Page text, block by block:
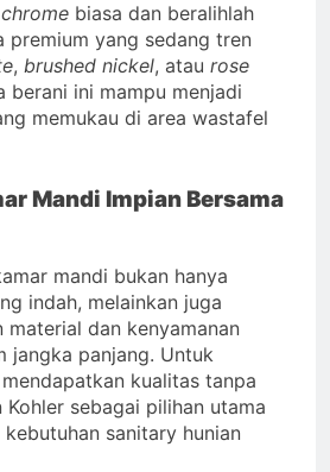
chrome biasa dan beralihlah
premium yang sedang tren
, brushed nickel, atau rose
berani ini mampu menjadi
memukau di area wastafel
Mandi Impian Bersama
mandi bukan hanya
indah, melainkan juga
material dan kenyamanan
jangka panjang. Untuk
kualitas tanpa
sebagai pilihan utama
sanitary hunian